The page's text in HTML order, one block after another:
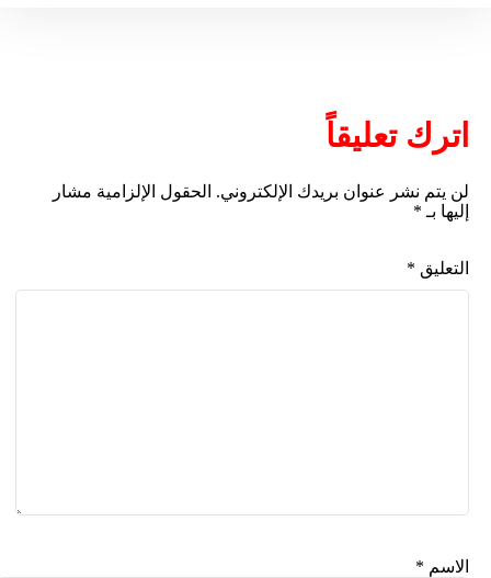
اترك تعليقاً
لن يتم نشر عنوان بريدك الإلكتروني. الحقول الإلزامية مشار
إليها بـ *
التعليق *
الاسم *